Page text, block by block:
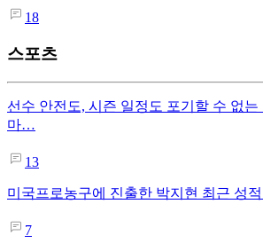
18
스포츠
선수 안전도, 시즌 일정도 포기할 수 없는
마…
13
미국프로농구에 진출한 박지현 최근 성
7